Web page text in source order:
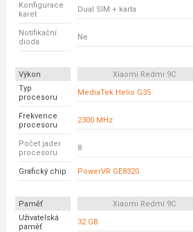
Konfigurace
karet
Dual SIM + karta
Notifikační
dioda
Ne
Výkon Xiaomi Redmi 9C
Typ
procesoru
MediaTek Helio G35
Frekvence
procesoru
2300 MHz
Počet jader
procesoru
8
Grafický chip PowerVR GE8320
Paměť Xiaomi Redmi 9C
Uživatelská
paměť
32 GB